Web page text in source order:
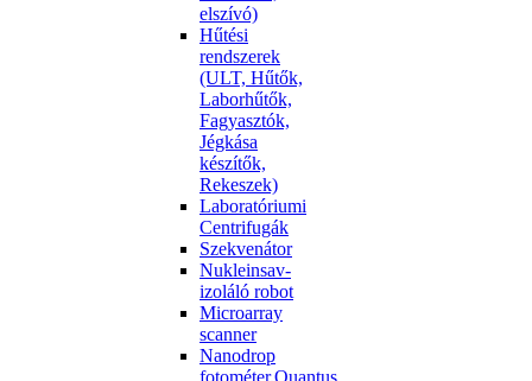
elszívó)
Hűtési
rendszerek
(ULT, Hűtők,
Laborhűtők,
Fagyasztók,
Jégkása
készítők,
Rekeszek)
Laboratóriumi
Centrifugák
Szekvenátor
Nukleinsav-
izoláló robot
Microarray
scanner
Nanodrop
fotométer,Quantus